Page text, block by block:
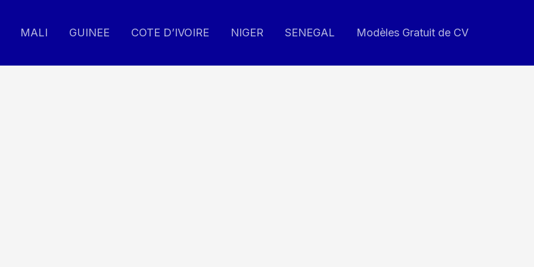
MALI GUINEE COTE D’IVOIRE NIGER SENEGAL Modèles Gratuit de CV